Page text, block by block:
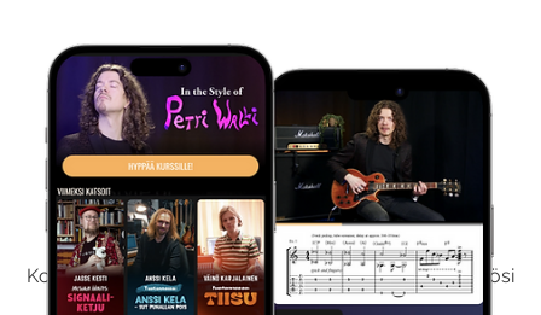
Kokeile Ilmaiseksi
Kokeilemalla ilmaiseksi saat koko sisältömme käyttöösi
viikon ajaksi.